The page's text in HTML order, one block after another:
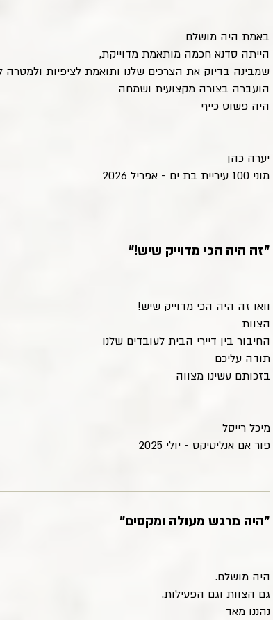
באמת היה מושלם
הייתה סדנא חכמה מותאמת מדוייקת,
שמבינה בדיוק את הצרכים שלנו ותואמת לציפיות
הועברה בצורה מקצועית ושמחה
היה פשוט כייף
יערה כהן
מוני 100 עיריית בת ים - אפריל 2026
"זה היה הכי מדוייק שיש!"
וואו זה היה הכי מדוייק שיש!
הצוות
החיבור בין דיירי הבית לעובדים שלנו
תודה עליכם
בזכותם עשינו מצווה
מיכל רייסל
פור אם אנליטיקס - יולי 2025
"היה מרגש מעולה ומקסים"
היה מושלם.
גם הצוות וגם הפעילות.
נהננו מאד